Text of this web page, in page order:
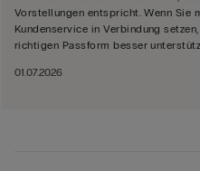
Vorstellungen entspricht. Wenn Sie
Kundenservice in Verbindung
richtigen Passform besser
01.07.2026